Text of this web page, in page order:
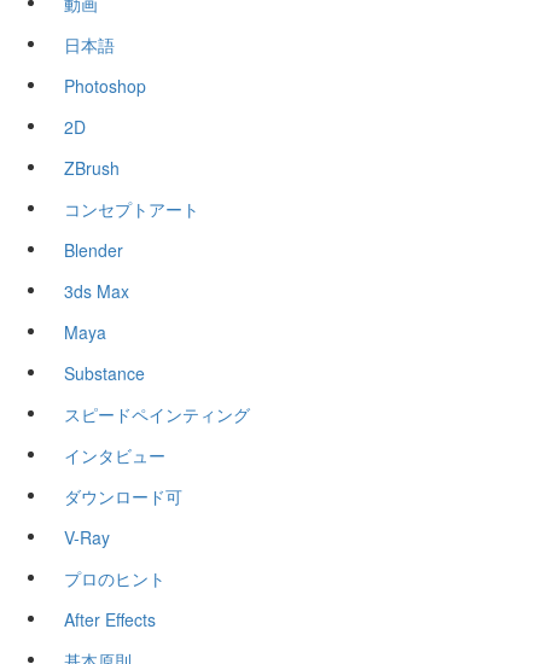
日本語
Photoshop
2D
ZBrush
コンセプトアート
Blender
3ds Max
Maya
Substance
スピードペインティング
インタビュー
ダウンロード可
V-Ray
プロのヒント
After Effects